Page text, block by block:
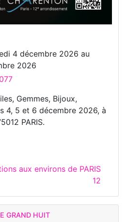
4 décembre 2026 au
2026
Gemmes, Bijoux,
4, 5 et 6 décembre 2026, à
PARIS.
aux environs de PARIS
12
GRAND HUIT